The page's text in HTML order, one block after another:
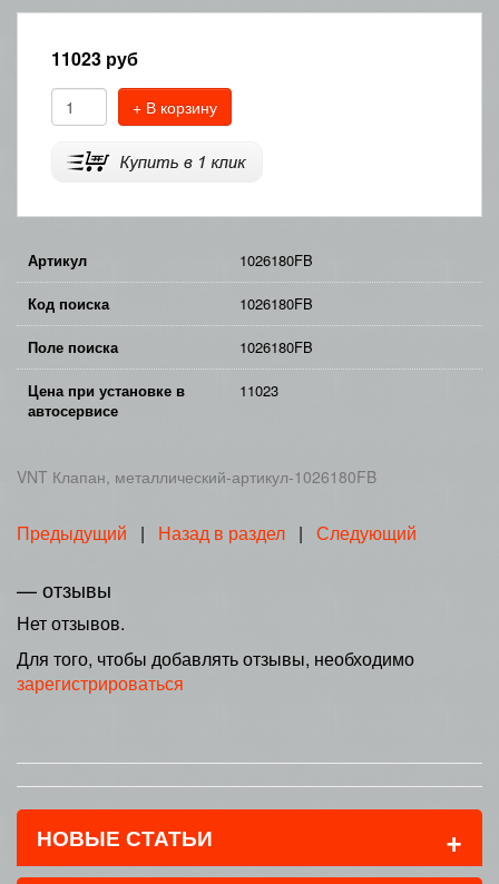
11023 руб
+ В корзину
Артикул 1026180FB
Код поиска 1026180FB
Поле поиска 1026180FB
Цена при установке в
автосервисе
11023
VNT Клапан, металлический-артикул-1026180FB
Предыдущий | Назад в раздел | Следующий
— отзывы
Нет отзывов.
Для того, чтобы добавлять отзывы, необходимо
зарегистрироваться
НОВЫЕ СТАТЬИ +